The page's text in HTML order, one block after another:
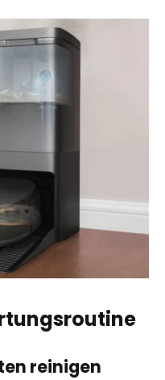
reinigen